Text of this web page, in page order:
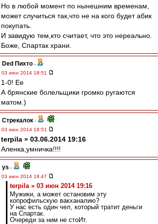
Но в любой момент по нынешним временам,
может случиться так,что не на кого будет абик
покупать.
И завидую тем,кто считает, что это нереально.
Боже, Спартак храни.
Ded Пихто -
03 июн 2014 18:51
1-0! Ее
А брянские болельщики громко ругаются
матом.)
Стрекалок -
03 июн 2014 18:51
terpila » 03.06.2014 19:16
Аленка,умничка!!!!
ys -
03 июн 2014 18:47
terpila » 03 июн 2014 19:16
Мужики, а может остановим эту
копрофильскую вакханалию?
У нас есть один чел, который тратит деньги
на Спартак.
Очереди за ним не стоИт.